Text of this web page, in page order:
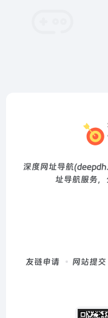
深度网址导航
址导航服务，
友链申请 网站提交